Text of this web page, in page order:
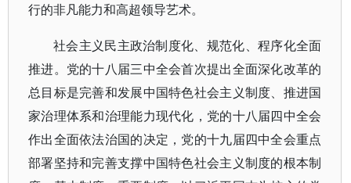
行的非凡能力和高超领导艺术。
社会主义民主政治制度化、规范化、程序化全面
推进。党的十八届三中全会首次提出全面深化改革的
总目标是完善和发展中国特色社会主义制度、推进国
家治理体系和治理能力现代化，党的十八届四中全会
作出全面依法治国的决定，党的十九届四中全会重点
部署坚持和完善支撑中国特色社会主义制度的根本制